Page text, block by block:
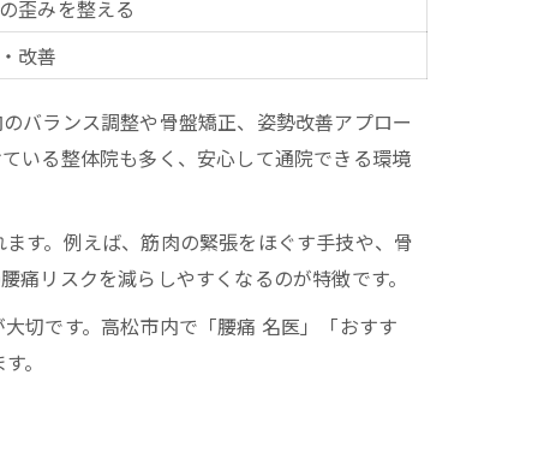
歪みを整える
改善
バランス調整や骨盤矯正、姿勢改善アプロー
いる整体院も多く、安心して通院できる環境
す。例えば、筋肉の緊張をほぐす手技や、骨
リスクを減らしやすくなるのが特徴です。
切です。高松市内で「腰痛 名医」「おすす
。